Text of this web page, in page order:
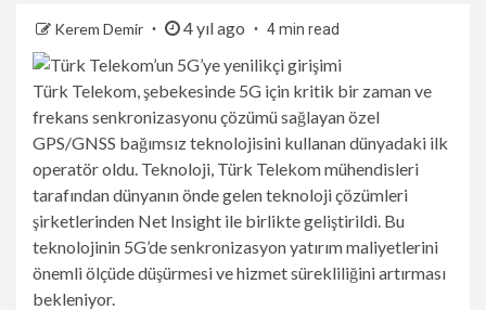
Kerem Demir 4 yıl ago 4 min read
Türk Telekom, şebekesinde 5G için kritik bir zaman ve
frekans senkronizasyonu çözümü sağlayan özel
GPS/GNSS bağımsız teknolojisini kullanan dünyadaki ilk
operatör oldu. Teknoloji, Türk Telekom mühendisleri
tarafından dünyanın önde gelen teknoloji çözümleri
şirketlerinden Net Insight ile birlikte geliştirildi. Bu
teknolojinin 5G’de senkronizasyon yatırım maliyetlerini
önemli ölçüde düşürmesi ve hizmet sürekliliğini artırması
bekleniyor.